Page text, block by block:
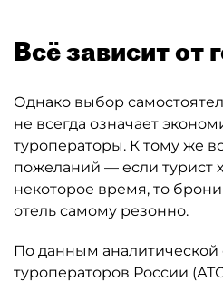
Всё зависит от
Однако выбор
не всегда означает
туроператоры. К тому же
пожеланий — если турист
некоторое время, то
отель самому резонно.
По данным
туроператоров России